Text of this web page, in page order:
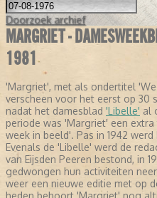
Doorzoek archief
MARGRIET -
1981
'Margriet', met als ondertitel
verscheen voor het eerst op 30
nadat het damesblad 'Libelle' al
periode was 'Margriet' een
week in beeld'. Pas in 1942
Evenals de 'Libelle' werd de
van Eijsden Peeren bestond, in
gedwongen hun activiteiten
weer een nieuwe editie met op